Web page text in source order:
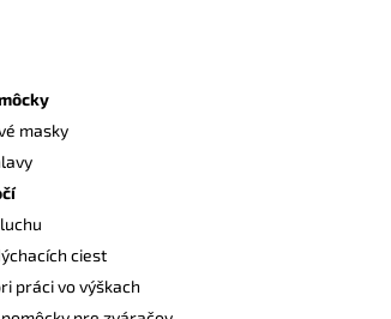
masky
ciest
práci vo výškach